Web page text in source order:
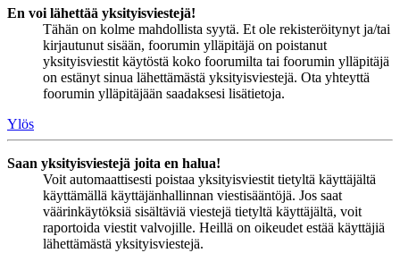
En voi lähettää yksityisviestejä!
Tähän on kolme mahdollista syytä. Et ole rekisteröitynyt ja/tai
kirjautunut sisään, foorumin ylläpitäjä on poistanut
yksityisviestit käytöstä koko foorumilta tai foorumin ylläpitäjä
on estänyt sinua lähettämästä yksityisviestejä. Ota yhteyttä
foorumin ylläpitäjään saadaksesi lisätietoja.
Ylös
Saan yksityisviestejä joita en halua!
Voit automaattisesti poistaa yksityisviestit tietyltä käyttäjältä
käyttämällä käyttäjänhallinnan viestisääntöjä. Jos saat
väärinkäytöksiä sisältäviä viestejä tietyltä käyttäjältä, voit
raportoida viestit valvojille. Heillä on oikeudet estää käyttäjiä
lähettämästä yksityisviestejä.